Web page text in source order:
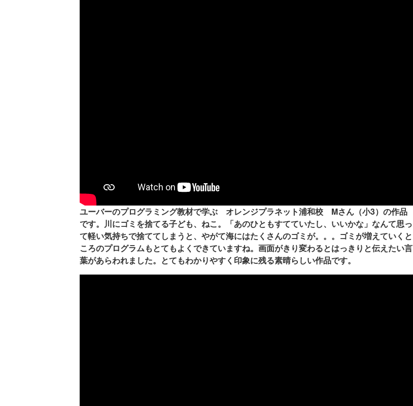
ユーバーのプログラミング教材で学ぶ オレンジプラネット浦和校 Mさん（小3）の作品
です。川にゴミを捨てる子ども、ねこ。「あのひともすてていたし、いいかな」なんて思っ
て軽い気持ちで捨ててしまうと、やがて海にはたくさんのゴミが。。。ゴミが増えていくと
ころのプログラムもとてもよくできていますね。画面がきり変わるとはっきりと伝えたい言
葉があらわれました。とてもわかりやすく印象に残る素晴らしい作品です。